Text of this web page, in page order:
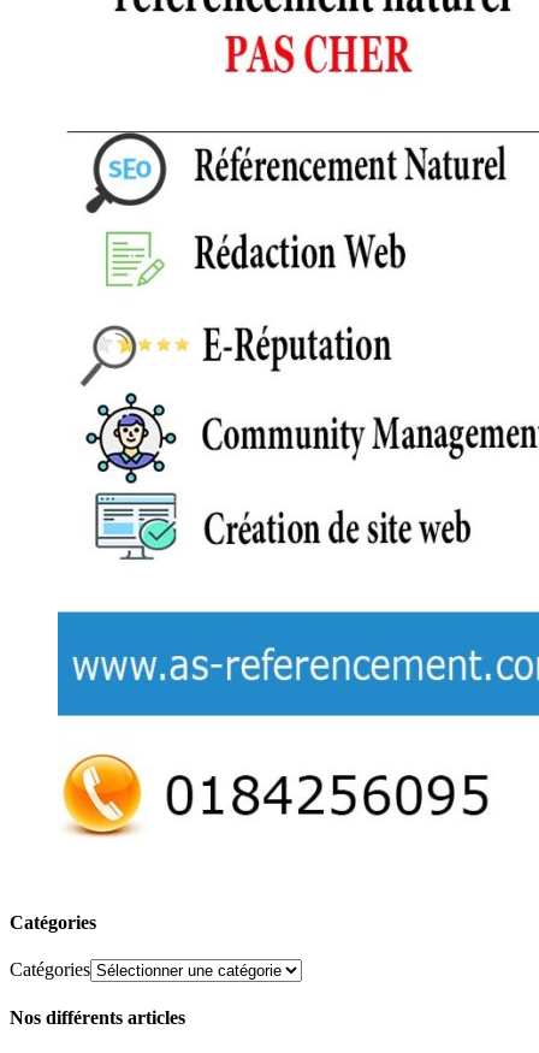
Catégories
Catégories
Nos différents articles